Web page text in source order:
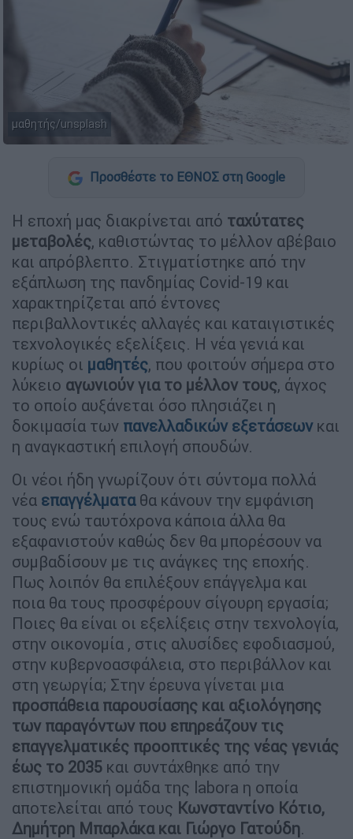
μαθητής/unsplash
Προσθέστε το ΕΘΝΟΣ στη Google
Η εποχή μας διακρίνεται από ταχύτατες
μεταβολές, καθιστώντας το μέλλον αβέβαιο
και απρόβλεπτο. Στιγματίστηκε από την
εξάπλωση της πανδημίας Covid-19 και
χαρακτηρίζεται από έντονες
περιβαλλοντικές αλλαγές και καταιγιστικές
τεχνολογικές εξελίξεις. Η νέα γενιά και
κυρίως οι μαθητές, που φοιτούν σήμερα στο
λύκειο αγωνιούν για το μέλλον τους, άγχος
το οποίο αυξάνεται όσο πλησιάζει η
δοκιμασία των πανελλαδικών εξετάσεωνκαι
η αναγκαστική επιλογή σπουδών.
Οι νέοι ήδη γνωρίζουν ότι σύντομα πολλά
νέα επαγγέλματα θα κάνουν την εμφάνιση
τους ενώ ταυτόχρονα κάποια άλλα θα
εξαφανιστούν καθώς δεν θα μπορέσουν να
συμβαδίσουν με τις ανάγκες της εποχής.
Πως λοιπόν θα επιλέξουν επάγγελμα και
ποια θα τους προσφέρουν σίγουρη εργασία;
Ποιες θα είναι οι εξελίξεις στην τεχνολογία,
στην οικονομία , στις αλυσίδες εφοδιασμού,
στην κυβερνοασφάλεια, στο περιβάλλον και
στη γεωργία; Στην έρευνα γίνεται μια
προσπάθεια παρουσίασης και αξιολόγησης
των παραγόντων που επηρεάζουν τις
επαγγελματικές προοπτικές της νέας γενιάς
έως το 2035 και συντάχθηκε από την
επιστημονική ομάδα της labora η οποία
αποτελείται από τους Κωνσταντίνο Κότιο,
Δημήτρη Μπαρλάκα και Γιώργο Γατούδη.